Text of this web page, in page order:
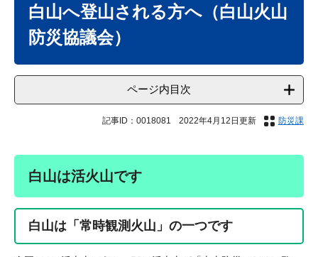
白山へ登山される方へ（白山火山
防災協議会）
ページ内目次
記事ID：0018081 2022年4月12日更新 防災課
白山は活火山です
白山は「常時観測火山」の一つです